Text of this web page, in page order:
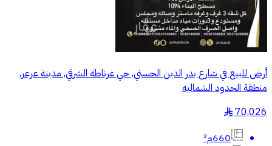
أرض للبيع في شارع بدر الدين الحسني, حي غرناطة الشرقي, مدينة عرعر,
منطقة الحدود الشماليه
70,026
§
660م²